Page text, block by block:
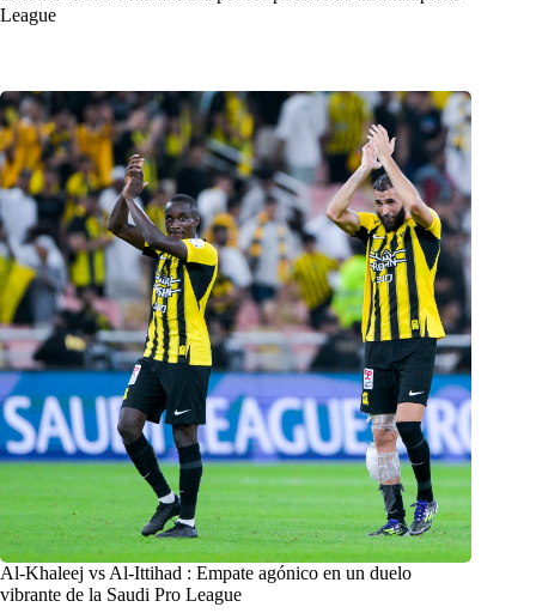
League
Al-Khaleej vs Al-Ittihad : Empate agónico en un duelo
vibrante de la Saudi Pro League